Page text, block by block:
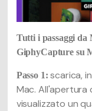
Tutti i passaggi da
GiphyCapture su
Passo 1: scarica,
Mac. All'apertura
visualizzato un